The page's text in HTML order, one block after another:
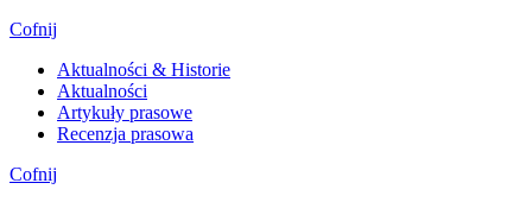
Cofnij
Aktualności & Historie
Aktualności
Artykuły prasowe
Recenzja prasowa
Cofnij